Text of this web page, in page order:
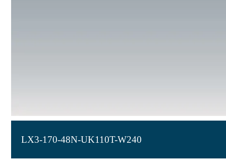
LX3-170-48N-UK110T-W240